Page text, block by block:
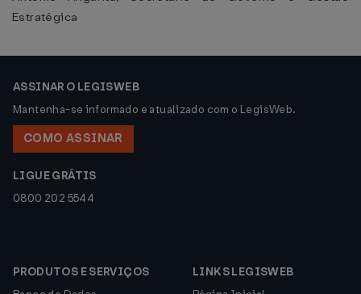
Estratégica
ASSINAR O LEGISWEB
Mantenha-se informado e atualizado com o LegisWeb.
COMO ASSINAR
LIGUE GRÁTIS
0800 202 5544
PRODUTOS E SERVIÇOS
LINKS LEGISWEB